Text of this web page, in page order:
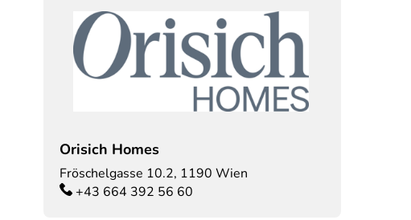
Orisich Homes
Fröschelgasse 10.2, 1190 Wien
+43 664 392 56 60